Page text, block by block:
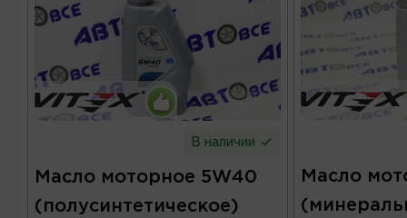
В наличии
Масло моторное 5W40
(полусинтетическое)
Масло